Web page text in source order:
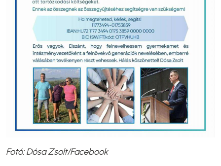
Fotó: Dósa Zsolt/Facebook